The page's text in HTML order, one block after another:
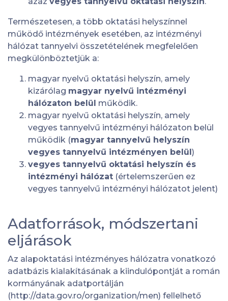
Természetesen, a több oktatási helyszínnel
működő intézmények esetében, az intézményi
hálózat tannyelvi összetételének megfelelően
megkülönböztetjük a:
magyar nyelvű oktatási helyszín, amely
kizárólag magyar nyelvű intézményi
hálózaton belül működik.
magyar nyelvű oktatási helyszín, amely
vegyes tannyelvű intézményi hálózaton belül
működik (magyar tannyelvű helyszín
vegyes tannyelvű intézményen belül)
vegyes tannyelvű oktatási helyszín és
intézményi hálózat (értelemszerűen ez
vegyes tannyelvű intézményi hálózatot jelent)
Adatforrások, módszertani
eljárások
Az alapoktatási intézményes hálózatra vonatkozó
adatbázis kialakításának a kiindulópontját a román
kormányának adatportálján
(http://data.gov.ro/organization/men) fellelhető